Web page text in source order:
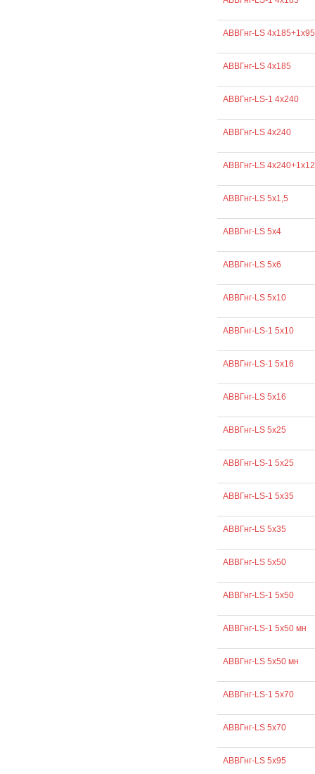
АВВГнг-LS 4х185+1х95
АВВГнг-LS 4х185
АВВГнг-LS-1 4х240
АВВГнг-LS 4х240
АВВГнг-LS
АВВГнг-LS 5х1,5
АВВГнг-LS 5х4
АВВГнг-LS 5х6
АВВГнг-LS 5х10
АВВГнг-LS-1 5х10
АВВГнг-LS-1 5х16
АВВГнг-LS 5х16
АВВГнг-LS 5х25
АВВГнг-LS-1 5х25
АВВГнг-LS-1 5х35
АВВГнг-LS 5х35
АВВГнг-LS 5х50
АВВГнг-LS-1 5х50
АВВГнг-LS-1 5х50 мн
АВВГнг-LS 5х50 мн
АВВГнг-LS-1 5х70
АВВГнг-LS 5х70
АВВГнг-LS 5х95